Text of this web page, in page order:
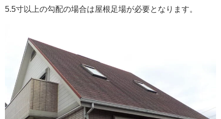
5.5寸以上の勾配の場合は屋根足場が必要となります。